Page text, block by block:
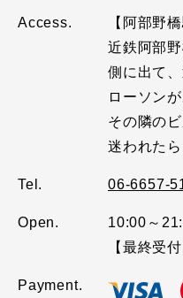
Access.
【阿部野
近鉄阿部
側に出て
ローソン
その隣の
迷われた
Tel. 06-6657-
Open.
10:00～
【最終受
Payment.